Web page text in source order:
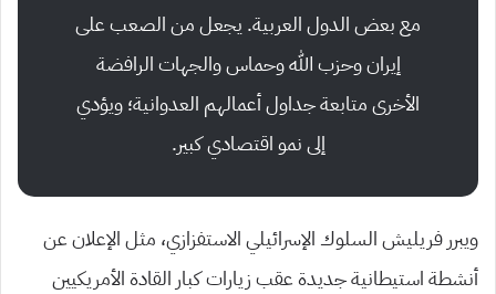
مع بعض الدول العربية. يجعل من الصعب على
إيران وحزب الله وحماس والجهات الرافضة
الأخرى متابعة جداول أعمالهم العدوانية؛ ويؤدي
إلى نمو اقتصادي كبير.
ويبرر فريليش السلوك الإسرائيلي الاستفزازي، مثل الإعلان عن
أنشطة استيطانية جديدة عقب زيارات كبار القادة الأمريكيين